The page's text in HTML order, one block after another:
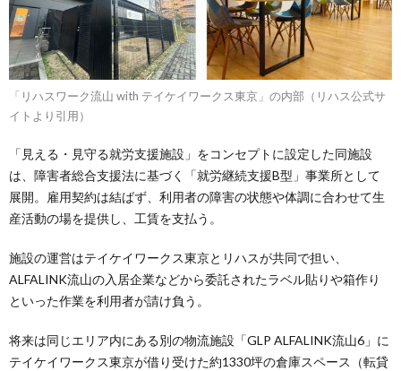
「リハスワーク流山 with テイケイワークス東京」の内部（リハス公式サ
イトより引用）
「見える・見守る就労支援施設」をコンセプトに設定した同施設
は、障害者総合支援法に基づく「就労継続支援B型」事業所として
展開。雇用契約は結ばず、利用者の障害の状態や体調に合わせて生
産活動の場を提供し、工賃を支払う。
施設の運営はテイケイワークス東京とリハスが共同で担い、
ALFALINK流山の入居企業などから委託されたラベル貼りや箱作り
といった作業を利用者が請け負う。
将来は同じエリア内にある別の物流施設「GLP ALFALINK流山6」に
テイケイワークス東京が借り受けた約1330坪の倉庫スペース（転貸